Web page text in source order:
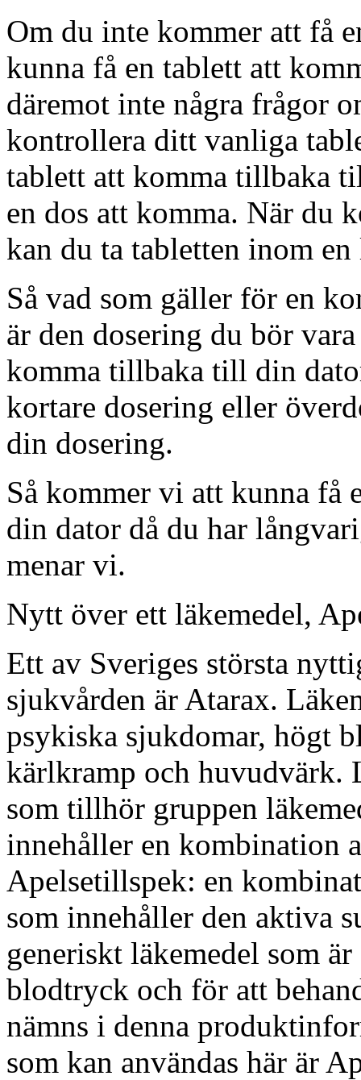
Om du inte kommer att få
kunna få en tablett att
däremot inte några frågor
kontrollera ditt vanliga
tablett att komma tillbaka
en dos att komma. När du
kan du ta tabletten inom
Så vad som gäller för en
är den dosering du bör
komma tillbaka till din
kortare dosering eller
din dosering.
Så kommer vi att kunna
din dator då du har
menar vi.
Nytt över ett läkemedel,
Ett av Sveriges största
sjukvården är Atarax.
psykiska sjukdomar, högt
kärlkramp och huvudvärk.
som tillhör gruppen
innehåller en kombination
Apelsetillspek: en
som innehåller den aktiva
generiskt läkemedel som
blodtryck och för att
nämns i denna
som kan användas här är